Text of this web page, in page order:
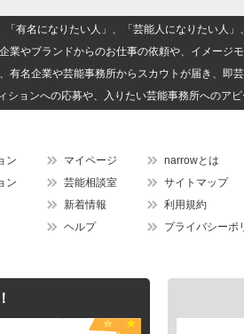
有名になりたい人」、「芸能人になりたい人
業やブランドからのお仕事の依頼や、イメージ
有名企業や芸能事務所からスカウトが届き、即
ションへの応募や、入りたい芸能事務所へのア
ン
ン
マイページ
芸能相談室
新着情報
ヘルプ
narrowとは
サイトマップ
利用規約
プライバシーポ